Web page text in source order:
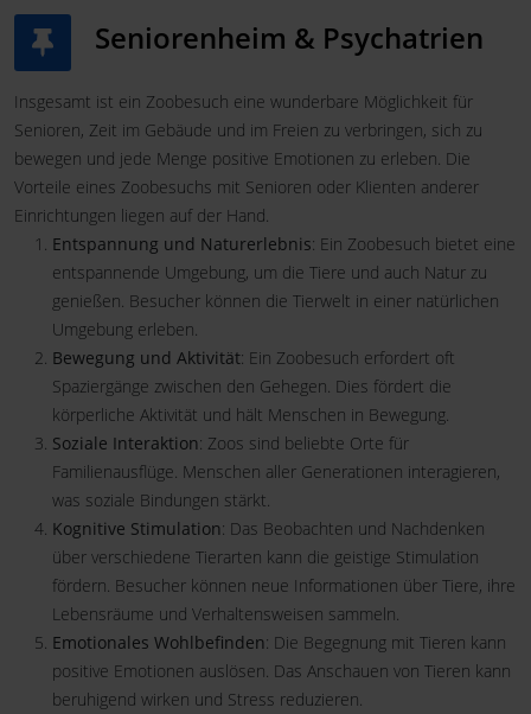
Seniorenheim & Psychatrien
Insgesamt ist ein Zoobesuch eine wunderbare Möglichkeit für
Senioren, Zeit im Gebäude und im Freien zu verbringen, sich zu
bewegen und jede Menge positive Emotionen zu erleben. Die
Vorteile eines Zoobesuchs mit Senioren oder Klienten anderer
Einrichtungen liegen auf der Hand.
Entspannung und Naturerlebnis: Ein Zoobesuch bietet eine
entspannende Umgebung, um die Tiere und auch Natur zu
genießen. Besucher können die Tierwelt in einer natürlichen
Umgebung erleben.
Bewegung und Aktivität: Ein Zoobesuch erfordert oft
Spaziergänge zwischen den Gehegen. Dies fördert die
körperliche Aktivität und hält Menschen in Bewegung.
Soziale Interaktion: Zoos sind beliebte Orte für
Familienausflüge. Menschen aller Generationen interagieren,
was soziale Bindungen stärkt.
Kognitive Stimulation: Das Beobachten und Nachdenken
über verschiedene Tierarten kann die geistige Stimulation
fördern. Besucher können neue Informationen über Tiere, ihre
Lebensräume und Verhaltensweisen sammeln.
Emotionales Wohlbefinden: Die Begegnung mit Tieren kann
positive Emotionen auslösen. Das Anschauen von Tieren kann
beruhigend wirken und Stress reduzieren.